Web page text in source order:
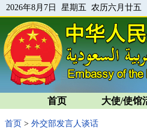
2026年8月7日 星期五 农历六月廿五
首页 大使/使馆
首页 > 外交部发言人谈话